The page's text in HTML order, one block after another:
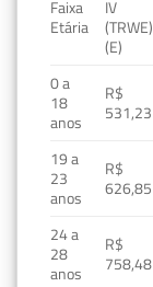
Faixa
Etária
IV
(TRWE)
(E)
0 a
18
anos
R$
531,23
19 a
23
anos
R$
626,85
24 a
28
anos
R$
758,48